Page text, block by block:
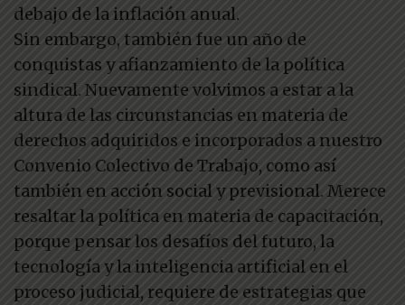
debajo de la inflación anual.
Sin embargo, también fue un año de
conquistas y afianzamiento de la política
sindical. Nuevamente volvimos a estar a la
altura de las circunstancias en materia de
derechos adquiridos e incorporados a nuestro
Convenio Colectivo de Trabajo, como así
también en acción social y previsional. Merece
resaltar la política en materia de capacitación,
porque pensar los desafíos del futuro, la
tecnología y la inteligencia artificial en el
proceso judicial, requiere de estrategias que